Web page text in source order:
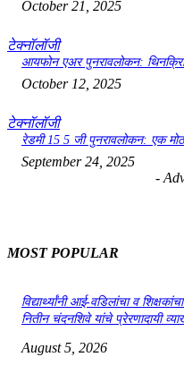
October 21, 2025
टेक्नॉलॉजी
आयफोन एअर पुनरावलोकन:
October 12, 2025
टेक्नॉलॉजी
रेडमी 15 5 जी पुनरावलोकन: एक
September 24, 2025
-
MOST POPULAR
विद्यार्थ्यांनी आई-वडिलांचा व
नितीन चंदनशिवे यांचे प्रेरणादायी
August 5, 2026